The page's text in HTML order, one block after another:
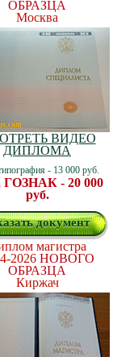
ОБРАЗЦА
Москва
ВИДЕО
ДИПЛОМА
- 13 000 руб.
ГОЗНАК - 20 000
руб.
документ
магистра
2026 НОВОГО
ОБРАЗЦА
Киржач